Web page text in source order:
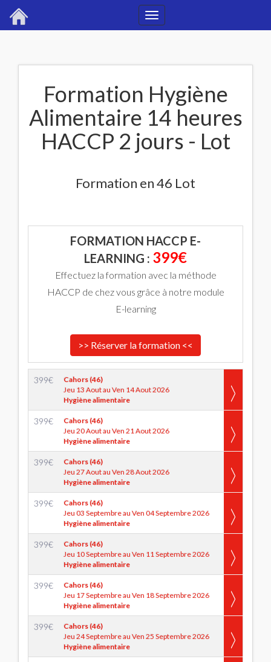
Toggle
Formation Hygiène
Alimentaire 14 heures
HACCP 2 jours - Lot
Formation en 46 Lot
FORMATION HACCP E-
LEARNING : 399€
Effectuez la formation avec la méthode
HACCP de chez vous grâce à notre module
E-learning
>> Réserver la formation <<
399€
Cahors (46)
Jeu 13 Aout au Ven 14 Aout 2026
Hygiène alimentaire
399€
Cahors (46)
Jeu 20 Aout au Ven 21 Aout 2026
Hygiène alimentaire
399€
Cahors (46)
Jeu 27 Aout au Ven 28 Aout 2026
Hygiène alimentaire
399€
Cahors (46)
Jeu 03 Septembre au Ven 04 Septembre 2026
Hygiène alimentaire
399€
Cahors (46)
Jeu 10 Septembre au Ven 11 Septembre 2026
Hygiène alimentaire
399€
Cahors (46)
Jeu 17 Septembre au Ven 18 Septembre 2026
Hygiène alimentaire
399€
Cahors (46)
Jeu 24 Septembre au Ven 25 Septembre 2026
Hygiène alimentaire